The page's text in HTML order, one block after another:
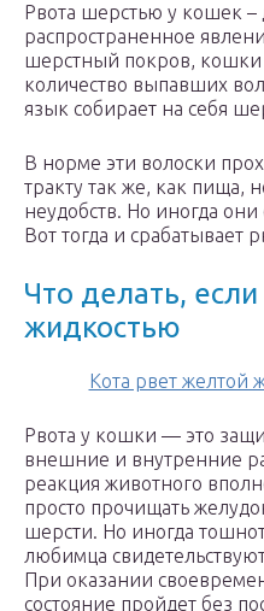
Рвота шерстью у кошек –
распространенное
шерстный покров,
количество выпавших
язык собирает на себя
В норме эти волоски
тракту так же, как пища,
неудобств. Но иногда
Вот тогда и срабатывает
Что делать,
жидкостью
Кота рвет желтой
Рвота у кошки — это
внешние и внутренние
реакция животного
просто прочищать
шерсти. Но иногда
любимца
При оказании
состояние пройдет без